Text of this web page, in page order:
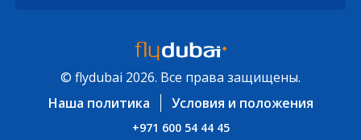
© flydubai 2026. Все права защищены.
Наша политика
Условия и положения
+971 600 54 44 45